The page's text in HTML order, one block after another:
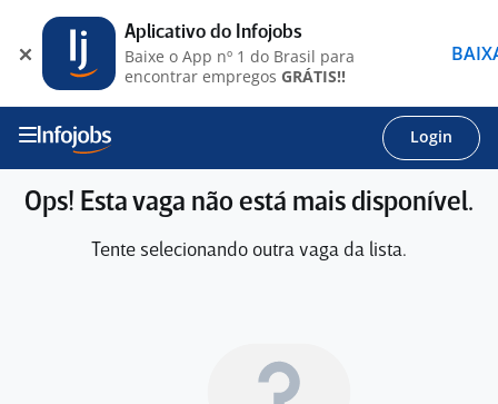
Login
Ops! Esta vaga não está mais disponível.
Tente selecionando outra vaga da lista.
Aplicativo do Infojobs
Baixe o App nº 1 do Brasil para
encontrar empregos GRÁTIS!!